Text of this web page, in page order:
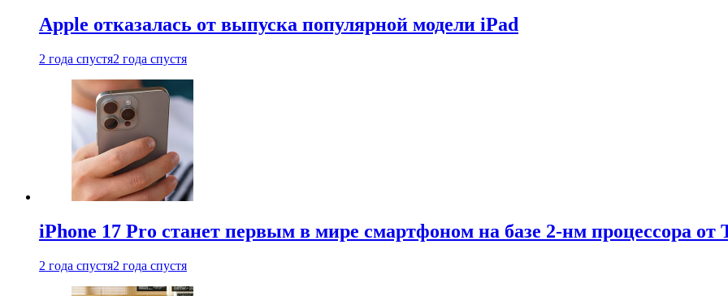
Apple отказалась от выпуска популярной модели iPad
2 года спустя2 года спустя
iPhone 17 Pro станет первым в мире смартфоном на базе 2-нм процессора от
2 года спустя2 года спустя